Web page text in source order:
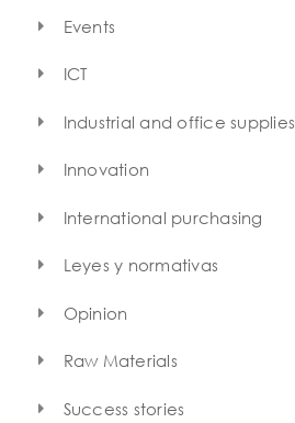
Events
ICT
Industrial and office supplies
Innovation
International purchasing
Leyes y normativas
Opinion
Raw Materials
Success stories